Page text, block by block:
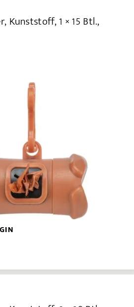
Kunststoff, 1 × 15 Btl.,